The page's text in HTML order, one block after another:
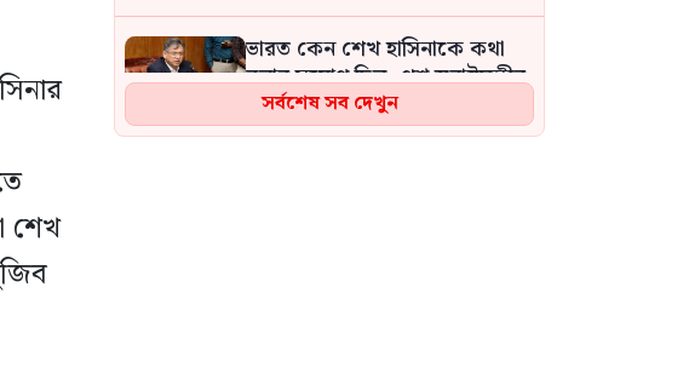
শেখ
ভারত কেন শেখ হাসিনাকে কথা
বলার সুযোগ দিল, প্রশ্ন স্বরাষ্ট্রমন্ত্রীর
সর্বশেষ সব দেখুন